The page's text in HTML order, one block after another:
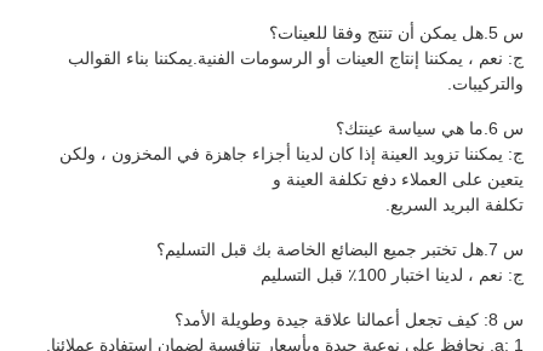
العينات أو الرسومات الفنية.يمكننا بناء القوالب
إذا كان لدينا أجزاء جاهزة في المخزون ، ولكن
تكلفة العينة و